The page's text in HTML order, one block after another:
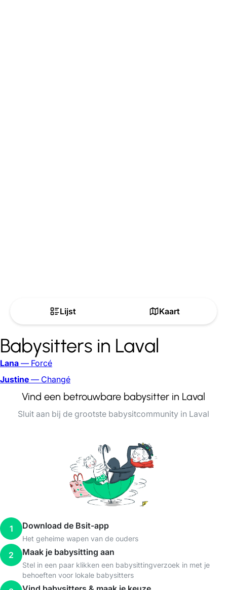
Lijst Kaart
Babysitters in Laval
Lana — Forcé
Justine — Changé
Vind een betrouwbare babysitter in Laval
Sluit aan bij de grootste babysitcommunity in Laval
1 Download de Bsit-app
Het geheime wapen van de ouders
2 Maak je babysitting aan
Stel in een paar klikken een babysittingverzoek in met je
behoeften voor lokale babysitters